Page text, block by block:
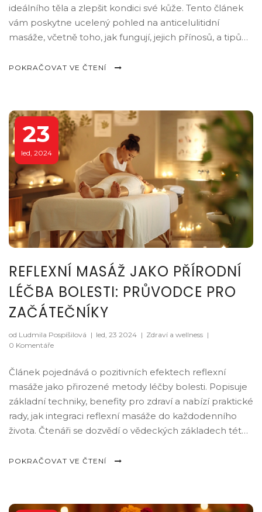
ideálního těla a zlepšit kondici své kůže. Tento článek
vám poskytne ucelený pohled na anticelulitidní
masáže, včetně toho, jak fungují, jejich přínosů, a tipů
praktické rady a ukazuje, jak pravidelná péče o tělo
POKRAČOVAT VE ČTENÍ
23
led, 2024
REFLEXNÍ MASÁŽ JAKO PŘÍRODNÍ
LÉČBA BOLESTI: PRŮVODCE PRO
ZAČÁTEČNÍKY
od Ludmila Pospíšilová | led, 23 2024 | Zdraví a wellness |
0 Komentáře
Článek pojednává o pozitivních efektech reflexní
masáže jako přirozené metody léčby bolesti. Popisuje
základní techniky, benefity pro zdraví a nabízí praktické
rady, jak integraci reflexní masáže do každodenního
života. Čtenáři se dozvědí o vědeckých základech této
emoční rovnováhou.
POKRAČOVAT VE ČTENÍ